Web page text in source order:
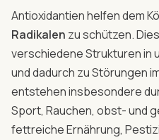
Antioxidantien helfen dem
Radikalen zu schützen.
verschiedene Strukturen in
und dadurch zu Störungen
entstehen insbesondere
Sport, Rauchen, obst- und
fettreiche Ernährung,